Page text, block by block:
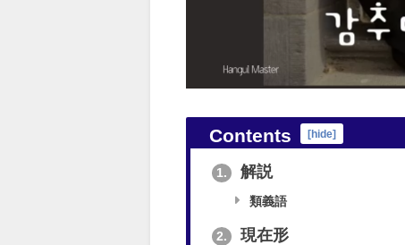
Contents [hide]
1. 解説
類義語
2. 現在形